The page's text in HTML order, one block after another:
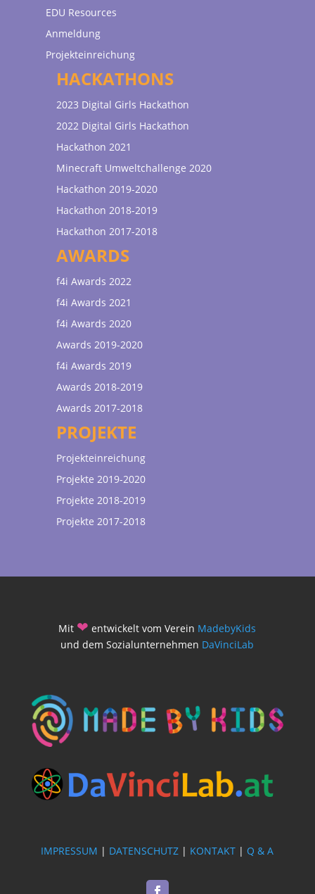
EDU Resources
Anmeldung
Projekteinreichung
HACKATHONS
2023 Digital Girls Hackathon
2022 Digital Girls Hackathon
Hackathon 2021
Minecraft Umweltchallenge 2020
Hackathon 2019-2020
Hackathon 2018-2019
Hackathon 2017-2018
AWARDS
f4i Awards 2022
f4i Awards 2021
f4i Awards 2020
Awards 2019-2020
f4i Awards 2019
Awards 2018-2019
Awards 2017-2018
PROJEKTE
Projekteinreichung
Projekte 2019-2020
Projekte 2018-2019
Projekte 2017-2018
Mit ❤ entwickelt vom Verein MadebyKids
und dem Sozialunternehmen DaVinciLab
IMPRESSUM | DATENSCHUTZ | KONTAKT | Q & A